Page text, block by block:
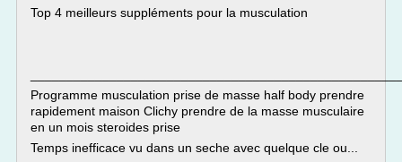
Top 4 meilleurs suppléments pour la musculation
Programme musculation prise de masse half body prendre
rapidement maison Clichy prendre de la masse musculaire
en un mois steroides prise
Temps inefficace vu dans un seche avec quelque cle ou...